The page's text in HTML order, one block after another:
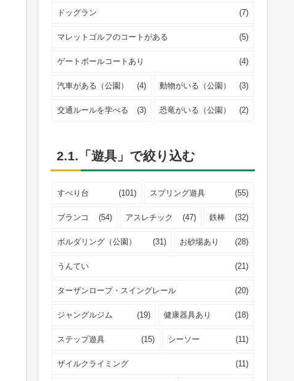
ドッグラン (7)
マレットゴルフのコートがある (5)
ゲートボールコートあり (4)
汽車がある（公園） (4) 動物がいる（公園） (3)
交通ルールを学べる (3) 恐竜がいる（公園） (2)
2.1.「遊具」で絞り込む
すべり台 (101) スプリング遊具 (55)
ブランコ (54) アスレチック (47) 鉄棒 (32)
ボルダリング（公園） (31) お砂場あり (28)
うんてい (21)
ターザンロープ・スイングレール (20)
ジャングルジム (19) 健康器具あり (18)
ステップ遊具 (15) シーソー (11)
ザイルクライミング (11)